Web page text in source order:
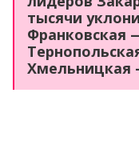
тысячи
Франковская
Хмельницкая